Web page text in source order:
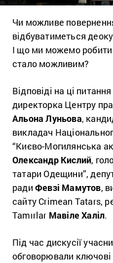
Чи можливе
відбуватиметься
І що ми можемо робити
стало можливим?
Відповіді на ці
директорка Центру
Альона Луньова,
викладач
“Києво-Могилянська
Олександр Кислий,
татари Одещини”,
ради Февзі Мамутов,
сайту Crimean Tatars,
Tamırlar Мавіле Халіл.
Під час дискусії
обговорювали